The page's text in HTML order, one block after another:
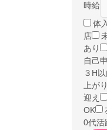
時給
体入
店
あり
自己
３H
上がり
迎え
OK
0代活